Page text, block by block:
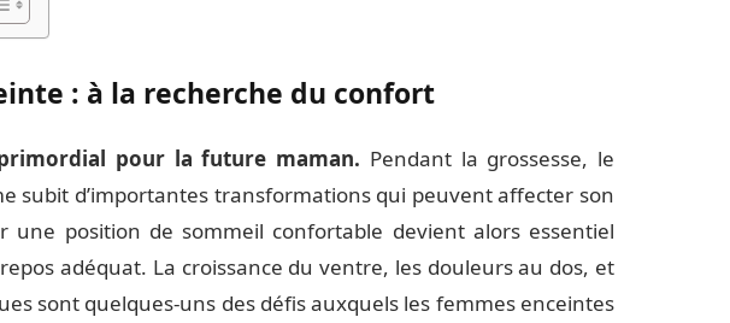
: à la recherche du confort
pour la future maman. Pendant la grossesse, le
subit d’importantes transformations qui peuvent affecter son
une position de sommeil confortable devient alors essentiel
adéquat. La croissance du ventre, les douleurs au dos, et
sont quelques-uns des défis auxquels les femmes enceintes